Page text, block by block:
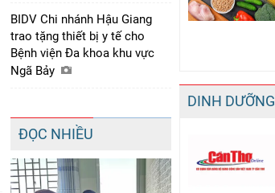
BIDV Chi nhánh Hậu Giang
trao tặng thiết bị y tế cho
Bệnh viện Đa khoa khu vực
Ngã Bảy
ĐỌC NHIỀU
DINH DƯỠNG